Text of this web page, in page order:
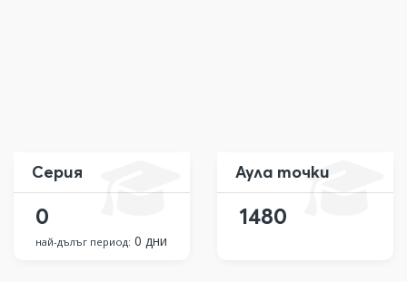
Серия
0
най-дълъг период: 0 дни
Аула точки
1480